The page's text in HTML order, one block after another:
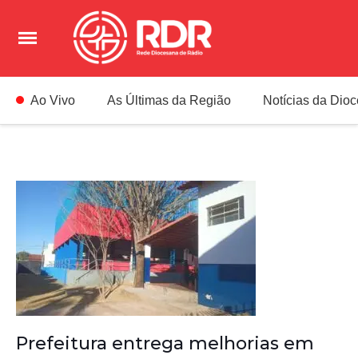
Ao Vivo As Últimas da Região Notícias da
Prefeitura entrega melhorias em